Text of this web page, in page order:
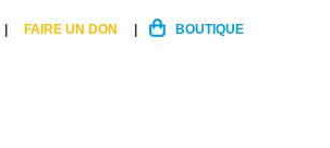
FAIRE UN DON BOUTIQUE